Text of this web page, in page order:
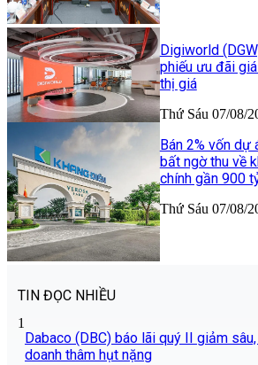
Digiworld
phiếu ưu đãi
thị giá
Thứ Sáu 07/08/
Bán 2% vốn dự
bất ngờ thu về
chính gần 900
Thứ Sáu 07/08/
TIN ĐỌC NHIỀU
1
Dabaco (DBC) báo lãi quý II giảm
doanh thâm hụt nặng